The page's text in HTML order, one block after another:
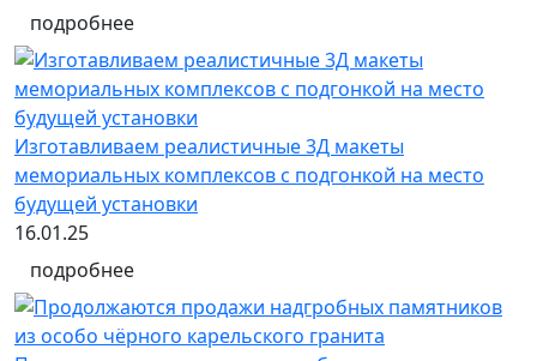
подробнее
Изготавливаем реалистичные 3Д макеты
мемориальных комплексов с подгонкой на место
будущей установки
16.01.25
подробнее